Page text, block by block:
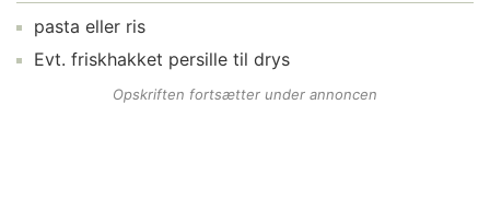
pasta eller ris
Evt. friskhakket persille til drys
Opskriften fortsætter under annoncen